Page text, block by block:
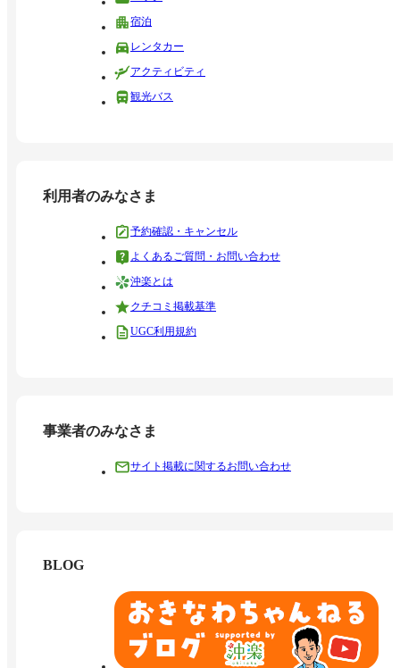
宿泊
レンタカー
アクティビティ
観光バス
利用者のみなさま
予約確認・キャンセル
よくあるご質問・お問い合わせ
沖楽とは
クチコミ掲載基準
UGC利用規約
事業者のみなさま
サイト掲載に関するお問い合わせ
BLOG